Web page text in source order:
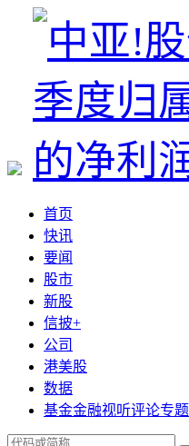
首页
快讯
要闻
股市
新股
信披+
公司
港美股
数据
基金金融视听评论专题